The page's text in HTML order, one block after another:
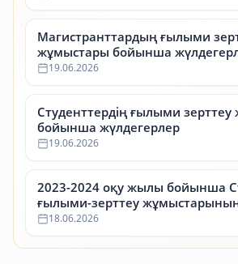
Магистранттардың ғылыми
жұмыстары бойынша
19.06.2026
Студенттердің ғылыми
бойынша жүлдегерлер
19.06.2026
2023-2024 оқу жылы бойынша
ғылыми-зерттеу
республикалық конкурсының (СҒЗЖ)
18.06.2026